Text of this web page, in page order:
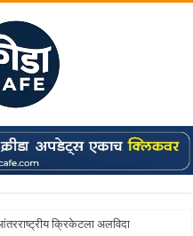
क्रिकेटला अलविदा
खांद्यावर, एशियन गेम्स…